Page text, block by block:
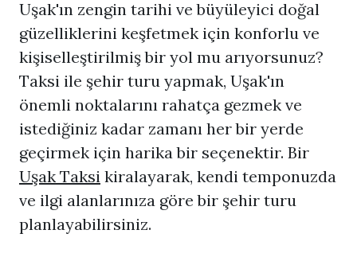
Uşak'ın zengin tarihi ve büyüleyici doğal
güzelliklerini keşfetmek için konforlu ve
kişiselleştirilmiş bir yol mu arıyorsunuz?
Taksi ile şehir turu yapmak, Uşak'ın
önemli noktalarını rahatça gezmek ve
istediğiniz kadar zamanı her bir yerde
geçirmek için harika bir seçenektir. Bir
Uşak Taksi kiralayarak, kendi temponuzda
ve ilgi alanlarınıza göre bir şehir turu
planlayabilirsiniz.